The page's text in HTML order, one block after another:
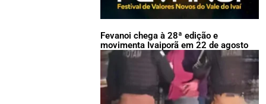
Fevanoi chega à 28ª edição e
movimenta Ivaiporã em 22 de agosto